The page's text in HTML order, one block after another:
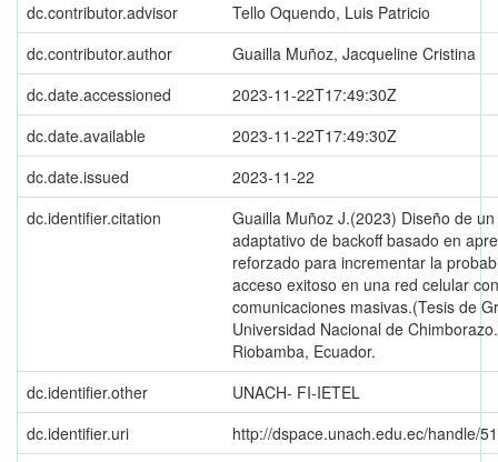
dc.contributor.advisor
Tello Oquendo, Luis Patricio
dc.contributor.author
Guailla Muñoz, Jacqueline Cristina
dc.date.accessioned
2023-11-22T17:49:30Z
dc.date.available
2023-11-22T17:49:30Z
dc.date.issued
2023-11-22
dc.identifier.citation
Guailla Muñoz J.(2023) Diseño de
adaptativo de backoff basado en
reforzado para incrementar la
acceso exitoso en una red celular con
comunicaciones masivas.(Tesis de
Universidad Nacional de Chimborazo.
Riobamba, Ecuador.
dc.identifier.other
UNACH- FI-IETEL
dc.identifier.uri
http://dspace.unach.edu.ec/handle/